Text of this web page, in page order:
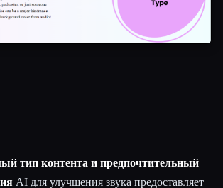
тип контента и предпочтительный
AI для улучшения звука предоставляет